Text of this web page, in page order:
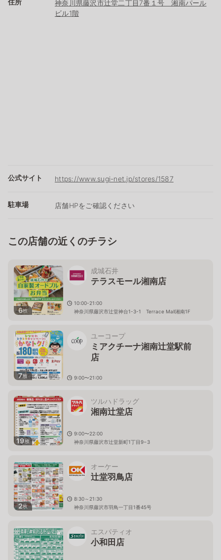
住所
神奈川県藤沢市辻堂二丁目7番１号 湘南パール
ビル1階
公式サイト https://www.sugi-net.jp/stores/1587
駐車場 店舗HPをご確認ください
この店舗の近くのチラシ
6枚
成城石井
テラスモール湘南店
10:00-21:00
神奈川県藤沢市辻堂神台1-3-1 Terrace Mall湘南1F
7枚
ユーコープ
ミアクチーナ湘南辻堂駅前
店
9:00〜21:00
19枚
ツルハドラッグ
湘南辻堂店
9:00〜22:00
神奈川県藤沢市辻堂新町1丁目9−3
2枚
オーケー
辻堂羽鳥店
8:30～21:30
神奈川県藤沢市羽鳥一丁目1番45号
エスパティオ
小和田店